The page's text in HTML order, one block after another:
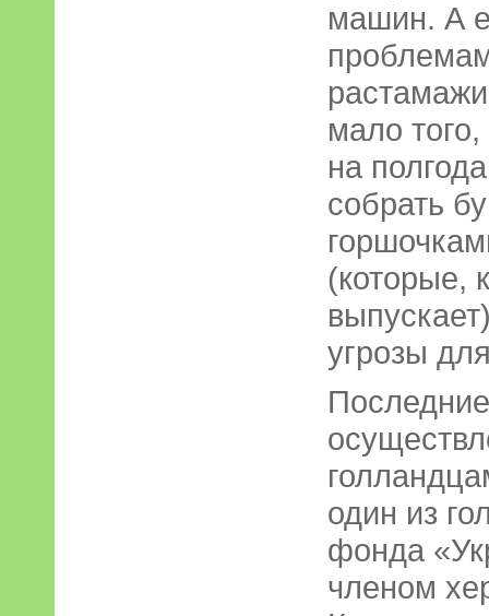
машин. А
мало
на
собрать
(которые,
угрозы
один из
фонда
членом